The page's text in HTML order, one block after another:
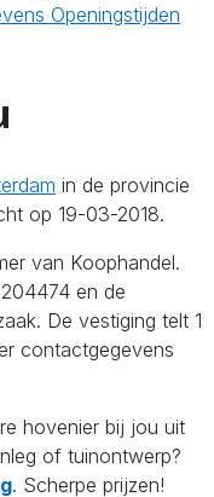
Openingstijden
in de provincie
op 19-03-2018.
van Koophandel.
en de
De vestiging telt 1
contactgegevens
hovenier bij jou uit
of tuinontwerp?
. Scherpe prijzen!